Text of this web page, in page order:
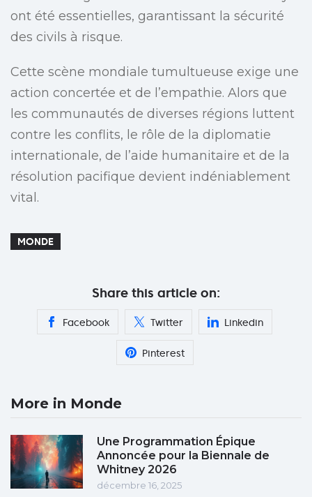
ont été essentielles, garantissant la sécurité
des civils à risque.
Cette scène mondiale tumultueuse exige une
action concertée et de l’empathie. Alors que
les communautés de diverses régions luttent
contre les conflits, le rôle de la diplomatie
internationale, de l’aide humanitaire et de la
résolution pacifique devient indéniablement
vital.
MONDE
Share this article on:
Facebook Twitter Linkedin
Pinterest
More in Monde
Une Programmation Épique
Annoncée pour la Biennale de
Whitney 2026
décembre 16, 2025